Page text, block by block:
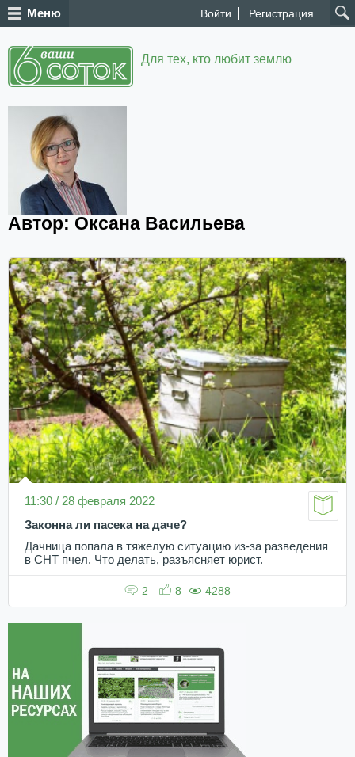
Войти Регистрация
Меню
Для тех, кто любит землю
Автор: Оксана Васильева
11:30 / 28 февраля 2022
Законна ли пасека на даче?
Дачница попала в тяжелую ситуацию из-за разведения
в СНТ пчел. Что делать, разъясняет юрист.
2 8 4288